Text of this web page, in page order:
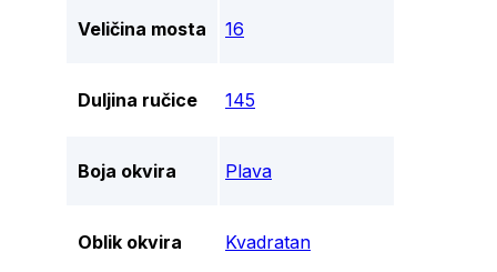
Veličina mosta 16
Duljina ručice 145
Boja okvira Plava
Oblik okvira Kvadratan